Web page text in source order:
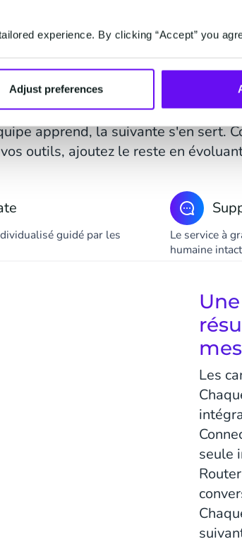
experience. By clicking “Accept” you
Adjust preferences
un seul
contact avec vos clients, toutes
équipes et votre IA partagent la
apprend, la suivante s'en sert.
outils, ajoutez le reste en
guidé par les
Le service à
humaine
Les
seule